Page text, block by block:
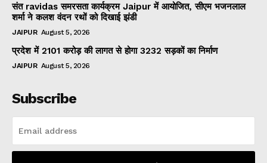
संत ravidas समरसता कार्यक्रम Jaipur में आयोजित, सीएम भजनलाल
शर्मा ने कलश वंदन रथों को दिखाई झंडी
JAIPUR August 5, 2026
प्रदेश में 2101 करोड़ की लागत से होगा 3232 सड़कों का निर्माण
JAIPUR August 5, 2026
Subscribe